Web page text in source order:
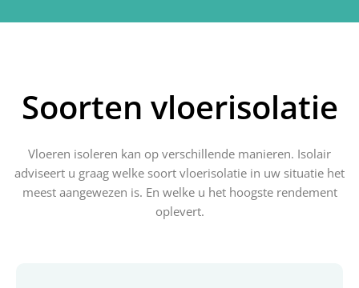
Soorten vloerisolatie
Vloeren isoleren kan op verschillende manieren. Isolair
adviseert u graag welke soort vloerisolatie in uw situatie het
meest aangewezen is. En welke u het hoogste rendement
oplevert.